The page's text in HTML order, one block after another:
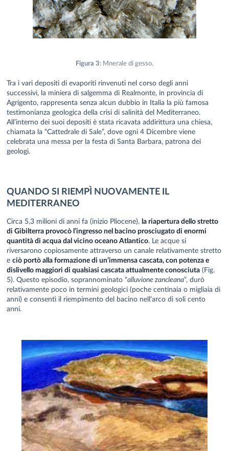
Figura 3: Mnerale di gesso.
Tra i vari depositi di evaporiti rinvenuti nel corso degli anni
successivi, la miniera di salgemma di Realmonte, in provincia di
Agrigento, rappresenta senza alcun dubbio in Italia la più famosa
testimonianza geologica della crisi di salinità del Mediterraneo.
All’interno dei suoi depositi è stata ricavata addirittura una chiesa,
chiamata la “Cattedrale di Sale”, dove ogni 4 Dicembre viene
celebrata una messa per la festa di Santa Barbara, patrona dei
geologi.
QUANDO SI RIEMPÌ NUOVAMENTE IL
MEDITERRANEO
Circa 5,3 milioni di anni fa (inizio Pliocene),la riapertura dello stretto
di Gibilterra provocò l’ingresso nel bacino prosciugato di enormi
quantità di acqua dal vicino oceano Atlantico. Le acque si
riversarono copiosamente attraverso un canale relativamente stretto
eciò portò alla formazione di un’immensa cascata, con potenza e
dislivello maggiori di qualsiasi cascata attualmente conosciuta (Fig.
5). Questo episodio, soprannominato “alluvione zancleana”, durò
relativamente poco in termini geologici (poche centinaia o migliaia di
anni) e consentì il riempimento del bacino nell’arco di soli cento
anni.